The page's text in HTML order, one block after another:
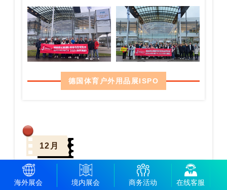
德国体育户外用品展ISPO
12月
海外展会 境内展会 商务活动 在线客服